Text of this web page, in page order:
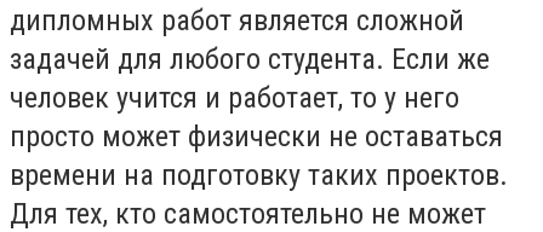
дипломных работ является сложной
задачей для любого студента. Если же
человек учится и работает, то у него
просто может физически не оставаться
времени на подготовку таких проектов.
Для тех, кто самостоятельно не может